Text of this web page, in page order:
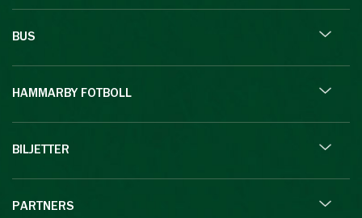
BUS
HAMMARBY FOTBOLL
BILJETTER
PARTNERS